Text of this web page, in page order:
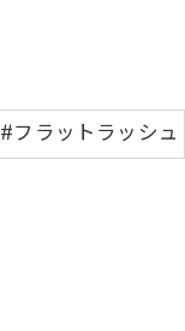
#フラットラッシュ